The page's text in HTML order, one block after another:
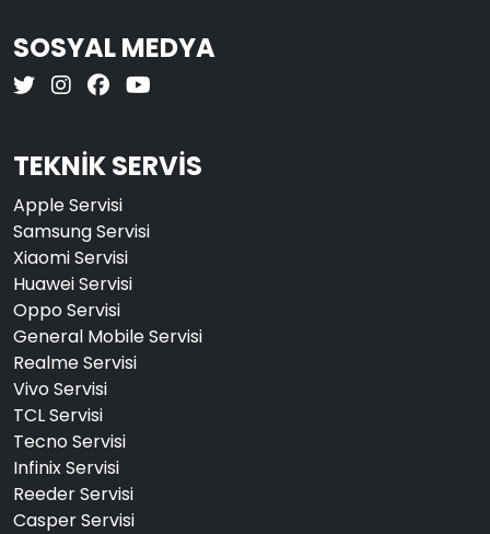
SOSYAL MEDYA
TEKNİK SERVİS
Apple Servisi
Samsung Servisi
Xiaomi Servisi
Huawei Servisi
Oppo Servisi
General Mobile Servisi
Realme Servisi
Vivo Servisi
TCL Servisi
Tecno Servisi
Infinix Servisi
Reeder Servisi
Casper Servisi